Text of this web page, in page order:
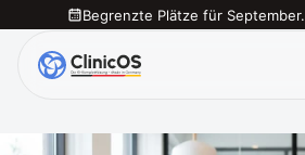
Begrenzte Plätze für September.